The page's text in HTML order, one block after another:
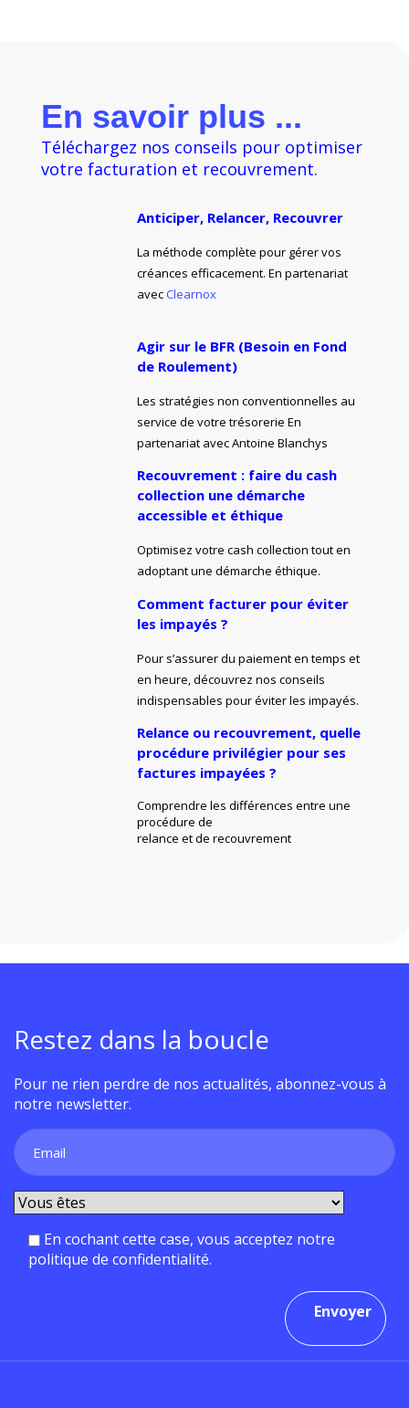
En savoir plus ...
Téléchargez nos conseils pour optimiser
votre facturation et recouvrement.
Anticiper, Relancer, Recouvrer
La méthode complète pour gérer vos
créances efficacement. En partenariat
avecClearnox
Agir sur le BFR (Besoin en Fond
de Roulement)
Les stratégies non conventionnelles au
service de votre trésorerie En
partenariat avec Antoine Blanchys
Recouvrement : faire du cash
collection une démarche
accessible et éthique
Optimisez votre cash collection tout en
adoptant une démarche éthique.
Comment facturer pour éviter
les impayés ?
Pour s’assurer du paiement en temps et
en heure, découvrez nos conseils
indispensables pour éviter les impayés.
Relance ou recouvrement, quelle
procédure privilégier pour ses
factures impayées ?
Comprendre les différences entre une
procédure de
relance et de recouvrement
Restez dans la boucle
Pour ne rien perdre de nos actualités, abonnez-vous à
notre newsletter.
En cochant cette case, vous acceptez notre
politique de confidentialité.
Envoyer